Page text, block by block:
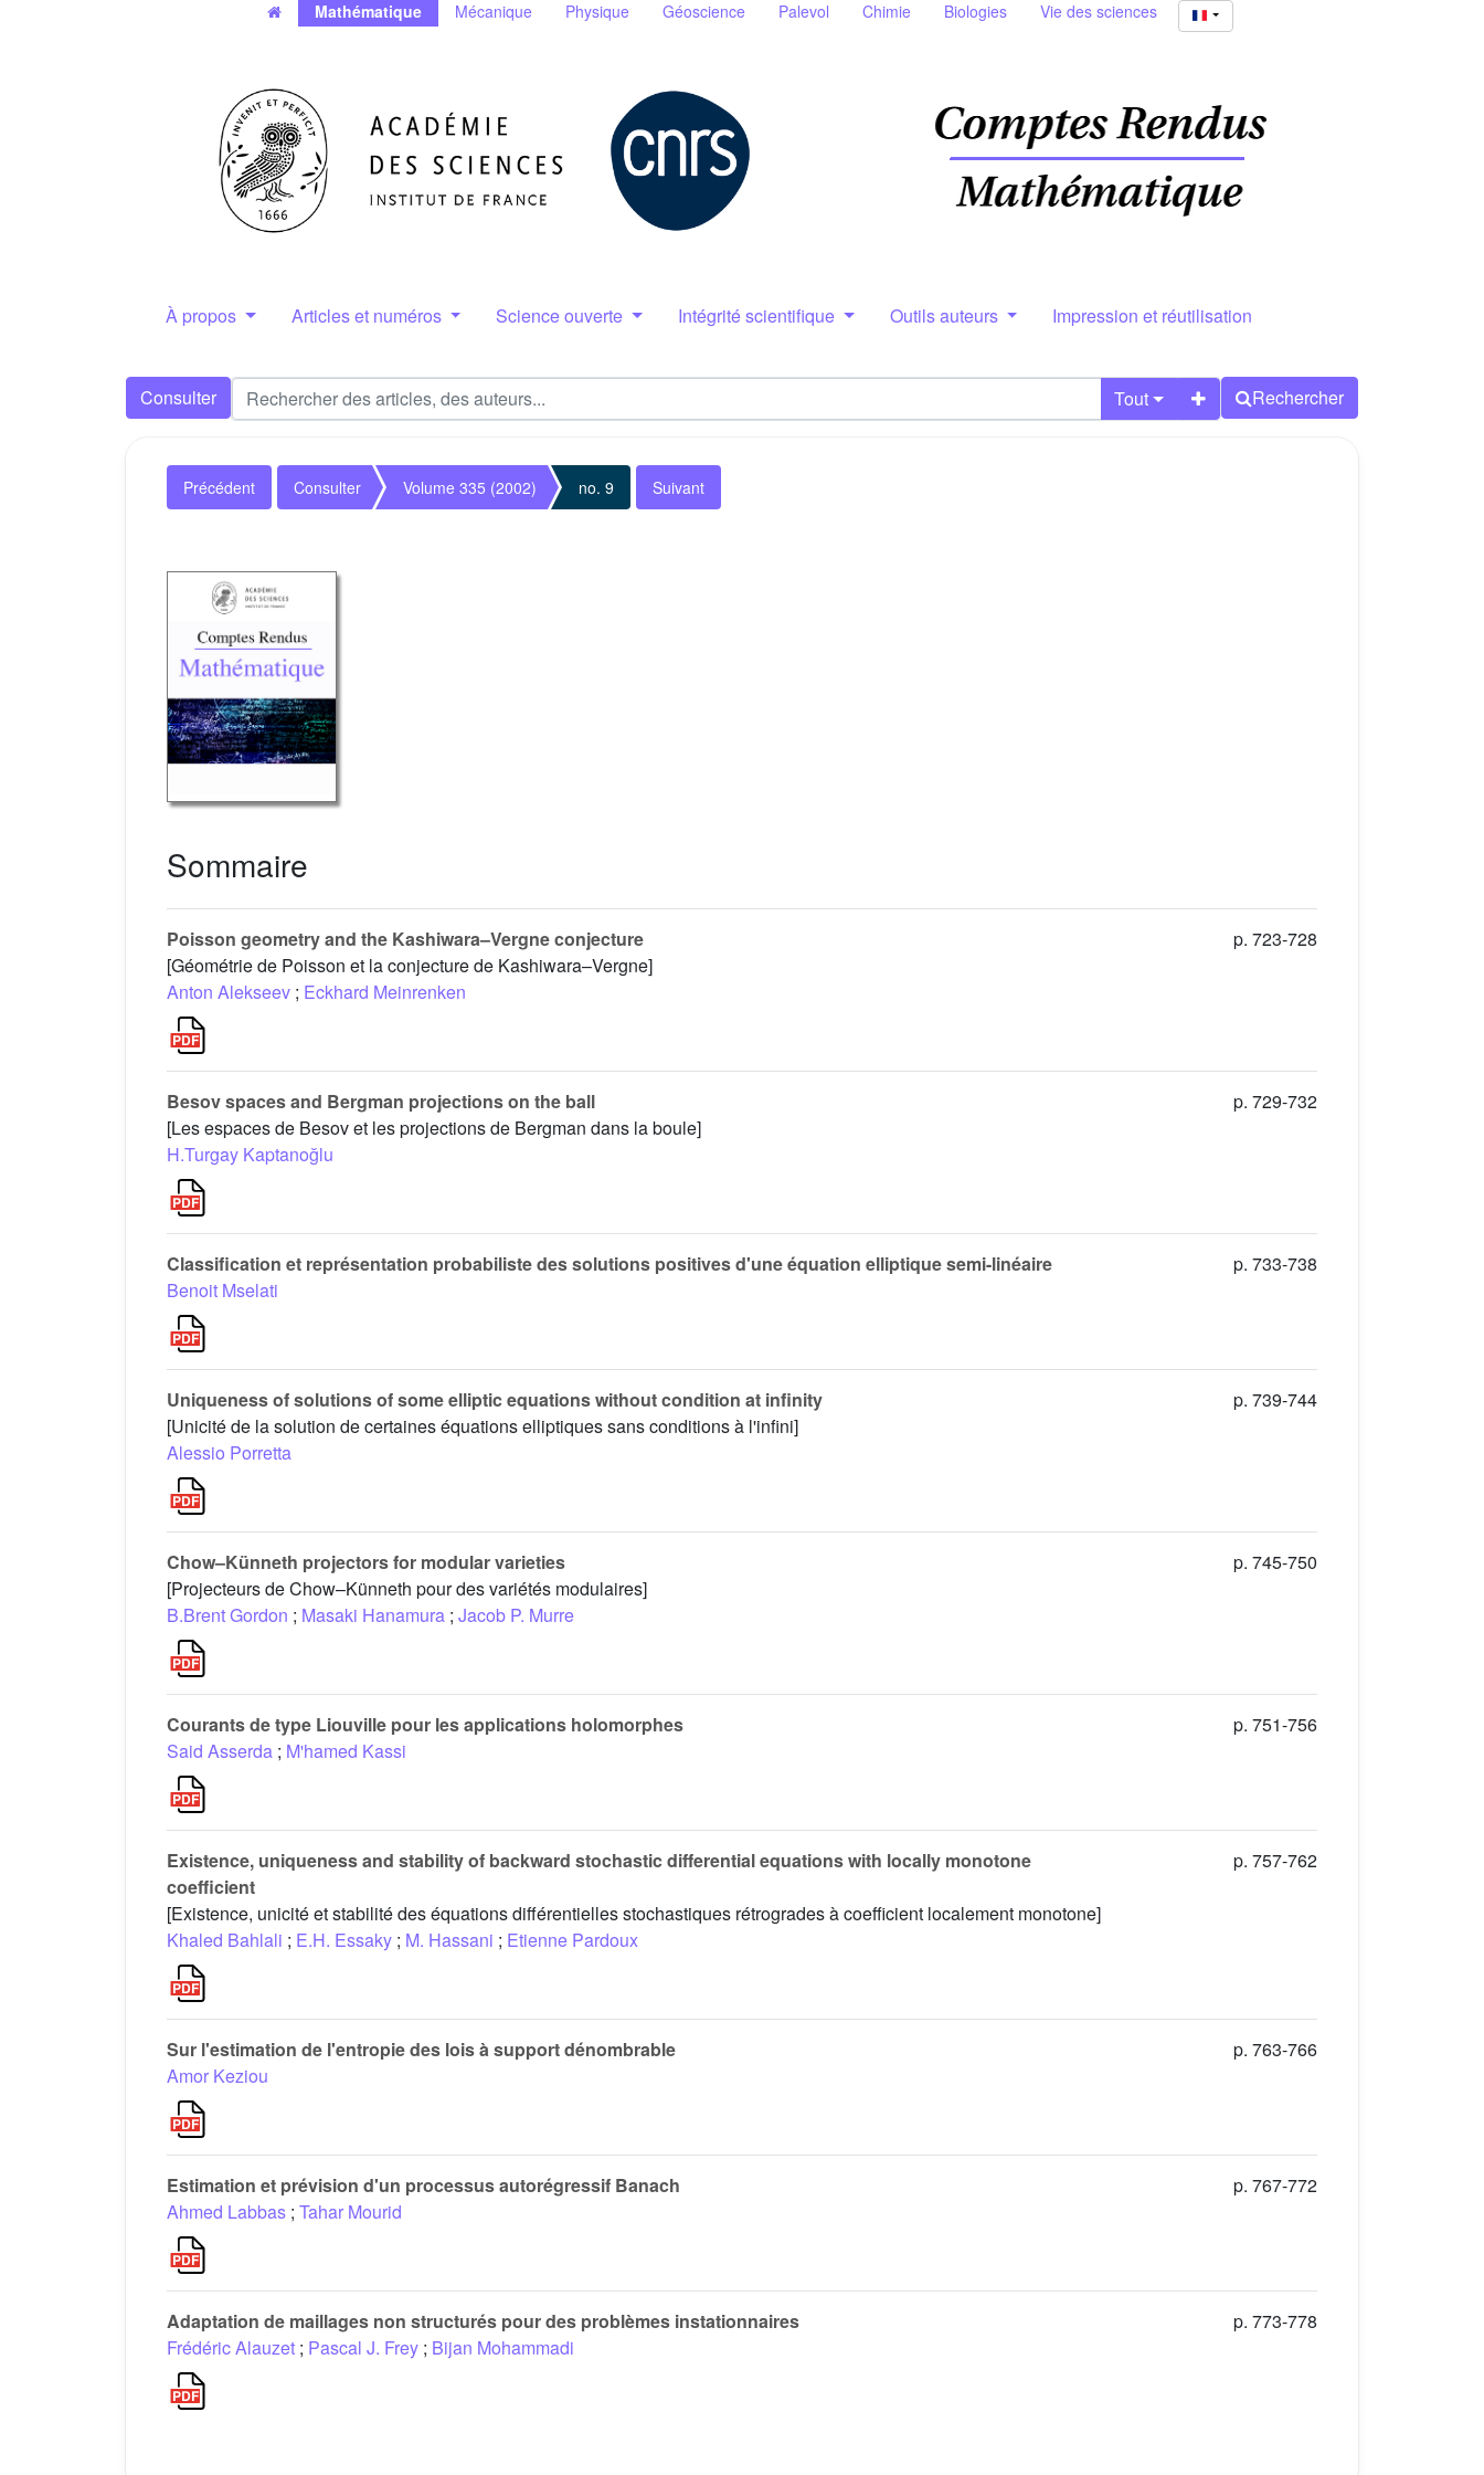
Mathématique Mécanique Physique Géoscience Palevol Chimie Biologies Vie des sciences
À propos Articles et numéros Science ouverte Intégrité scientifique Outils auteurs Impression et réutilisation
Consulter Tout Rechercher
Précédent Consulter Volume 335 (2002) no. 9 Suivant
Sommaire
Poisson geometry and the Kashiwara–Vergne conjecture
[Géométrie de Poisson et la conjecture de Kashiwara–Vergne]
Anton Alekseev ; Eckhard Meinrenken
p. 723-728
Besov spaces and Bergman projections on the ball
[Les espaces de Besov et les projections de Bergman dans la boule]
H.Turgay Kaptanoğlu
p. 729-732
Classification et représentation probabiliste des solutions positives d'une équation elliptique semi-linéaire
Benoit Mselati
p. 733-738
Uniqueness of solutions of some elliptic equations without condition at infinity
[Unicité de la solution de certaines équations elliptiques sans conditions à l'infini]
Alessio Porretta
p. 739-744
Chow–Künneth projectors for modular varieties
[Projecteurs de Chow–Künneth pour des variétés modulaires]
B.Brent Gordon ; Masaki Hanamura ; Jacob P. Murre
p. 745-750
Courants de type Liouville pour les applications holomorphes
Said Asserda ; M'hamed Kassi
p. 751-756
Existence, uniqueness and stability of backward stochastic differential equations with locally monotone
coefficient
[Existence, unicité et stabilité des équations différentielles stochastiques rétrogrades à coefficient localement monotone]
Khaled Bahlali ; E.H. Essaky ; M. Hassani ; Etienne Pardoux
p. 757-762
Sur l'estimation de l'entropie des lois à support dénombrable
Amor Keziou
p. 763-766
Estimation et prévision d'un processus autorégressif Banach
Ahmed Labbas ; Tahar Mourid
p. 767-772
Adaptation de maillages non structurés pour des problèmes instationnaires
Frédéric Alauzet ; Pascal J. Frey ; Bijan Mohammadi
p. 773-778